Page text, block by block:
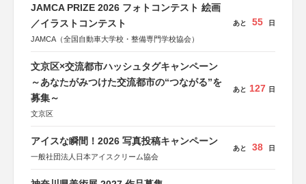
JAMCA PRIZE 2026 フォトコンテスト 絵画
／イラストコンテスト
JAMCA（全国自動車大学校・整備専門学校協会）
あと 55 日
文京区×交流都市ハッシュタグキャンペーン
～あなたがみつけた交流都市の“つながる”を
募集～
文京区
あと 127 日
アイスな瞬間！2026 写真投稿キャンペーン
一般社団法人日本アイスクリーム協会
あと 38 日